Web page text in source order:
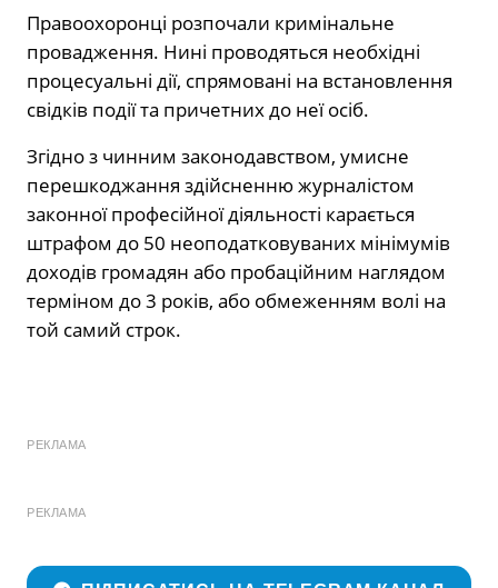
Правоохоронці розпочали кримінальне
провадження. Нині проводяться необхідні
процесуальні дії, спрямовані на встановлення
свідків події та причетних до неї осіб.
Згідно з чинним законодавством, умисне
перешкоджання здійсненню журналістом
законної професійної діяльності карається
штрафом до 50 неоподатковуваних мінімумів
доходів громадян або пробаційним наглядом
терміном до 3 років, або обмеженням волі на
той самий строк.
РЕКЛАМА
РЕКЛАМА